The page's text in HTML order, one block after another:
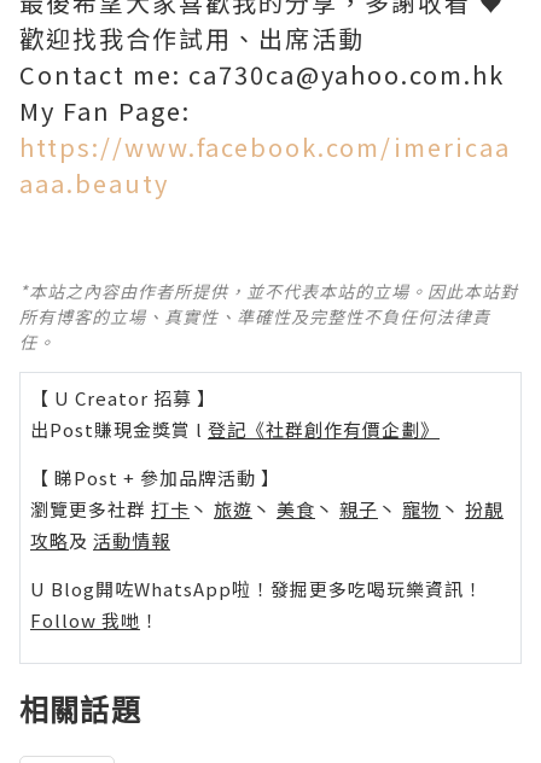
歡迎找我合作試用、出席活動
Contact me: ca730ca@yahoo.com.hk
My Fan Page:
https://www.facebook.com/imericaa
aaa.beauty
*本站之內容由作者所提供，並不代表本站的立場。因此本站對
所有博客的立場、真實性、準確性及完整性不負任何法律責
任。
【 U Creator 招募 】
出Post賺現金獎賞 l 登記《社群創作有價企劃》
【 睇Post + 參加品牌活動 】
瀏覽更多社群 打卡 丶 旅遊 丶 美食 丶 親子 丶 寵物 丶 扮靚
攻略及 活動情報
U Blog開咗WhatsApp啦！發掘更多吃喝玩樂資訊！
Follow 我哋 ！
相關話題